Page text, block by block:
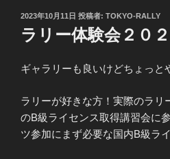
投
稿
日:
2023年10月11日 投稿者: TOKYO-RALLY
ラリー体験会２０
ギャラリーも良いけどちょっと
ラリーが好きな方！実際のラリ
のB級ライセンス取得講習会に
ツ参加にまず必要な国内B級ラ